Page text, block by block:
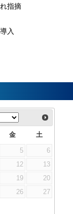
指摘
入
金 土
5
6
12
13
19
20
26
27